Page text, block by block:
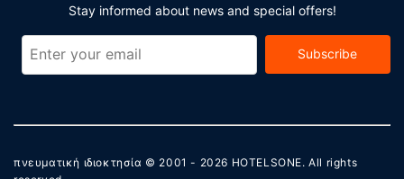
Stay informed about news and special offers!
Subscribe
πνευματική ιδιοκτησία © 2001 - 2026 HOTELSONE. All rights